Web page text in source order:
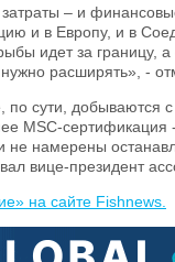
– и
и в Европу, и в
идет за границу,
расширять», -
по сути, добываются
MSC-сертификация
намерены
вице-президент
на сайте Fishnews.